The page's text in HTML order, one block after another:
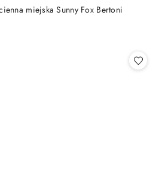
miejska Sunny Fox Bertoni